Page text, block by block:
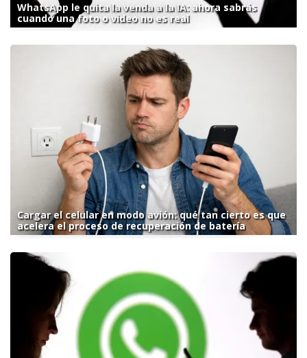
WhatsApp le quita la venda a la IA: ahora sabrás
cuando una foto o video no es real
Cargar el celular en modo avión: qué tan cierto es que
acelera el proceso de recuperación de batería